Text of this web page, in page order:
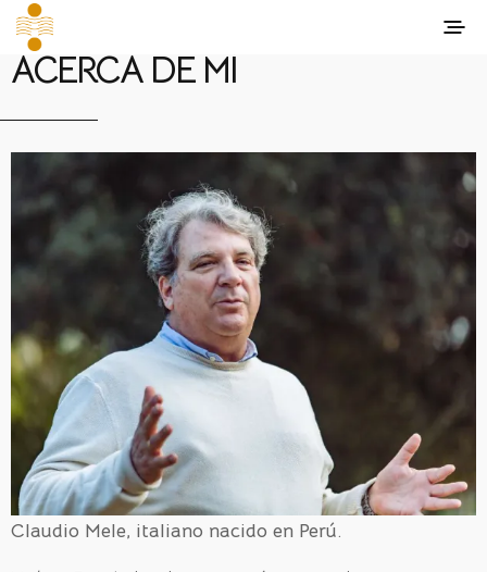
ACERCA DE MÍ
Claudio Mele, italiano nacido en Perú.